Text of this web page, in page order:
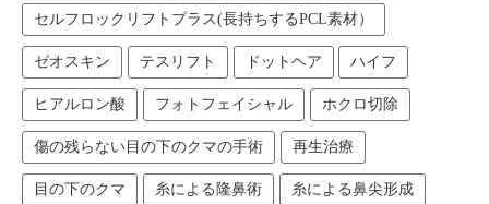
セルフロックリフトプラス(長持ちするPCL素材）
ゼオスキン テスリフト ドットヘア ハイフ
ヒアルロン酸 フォトフェイシャル ホクロ切除
傷の残らない目の下のクマの手術 再生治療
目の下のクマ 糸による隆鼻術 糸による鼻尖形成